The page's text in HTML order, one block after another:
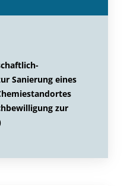
Sanierung eines
zur